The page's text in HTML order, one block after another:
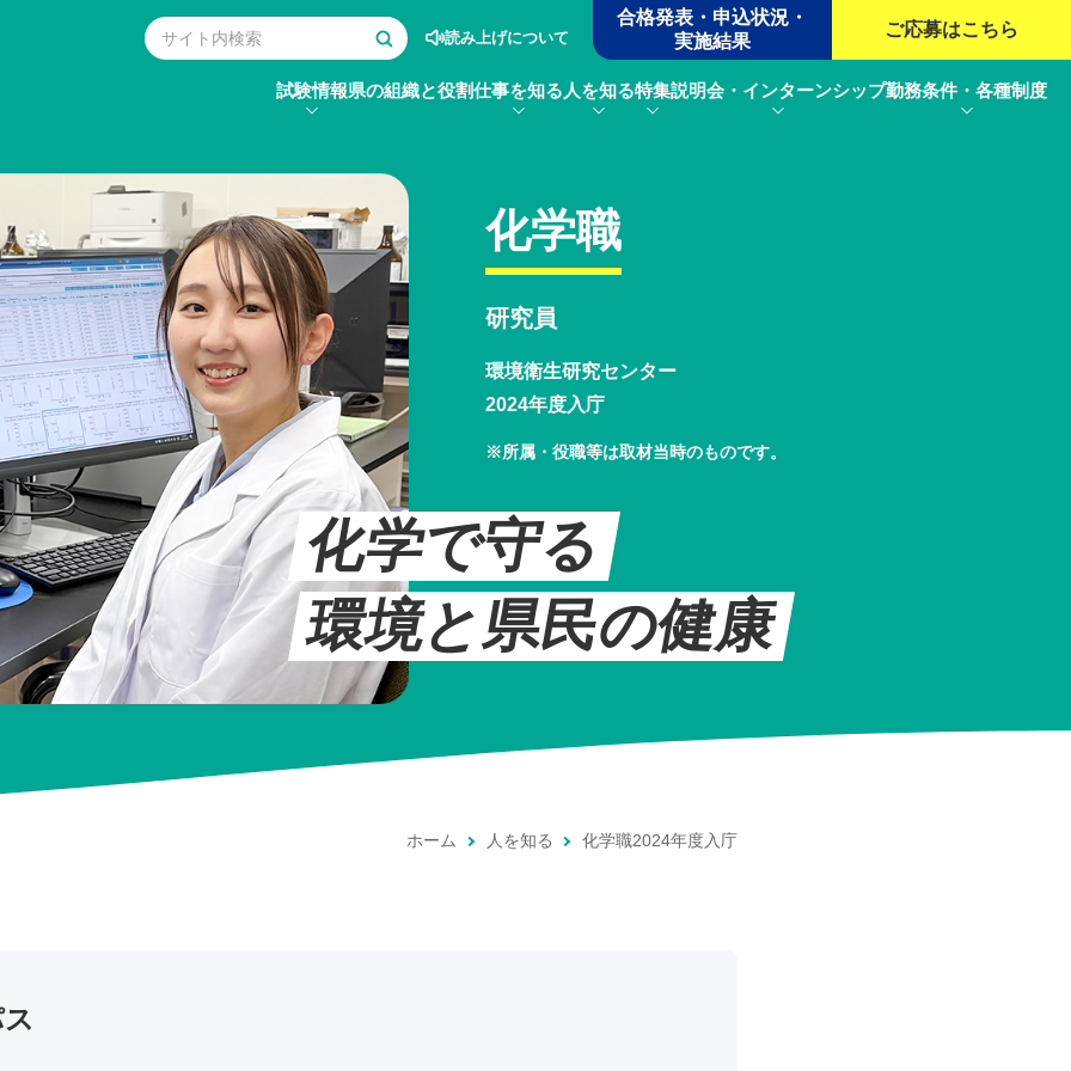
読み上げについて
合格発表・申込状況・
実施結果
ご応募はこちら
試験情報県の組織と役割仕事を知る 人を知る特集説明会・インターンシップ勤務条件・各種制度
化学職
研究員
環境衛生研究センター
2024年度入庁
※所属・役職等は取材当時のものです。
化学で守る
環境と県民の健康
ホーム 人を知る 化学職2024年度入庁